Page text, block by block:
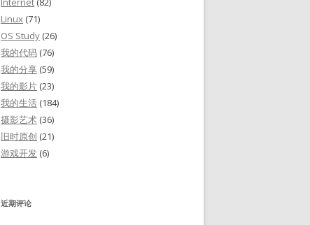
Linux (71)
OS Study (26)
我的代码 (76)
我的分享 (59)
我的影片 (23)
我的生活 (184)
摄影艺术 (36)
旧时原创 (21)
游戏开发 (6)
近期评论